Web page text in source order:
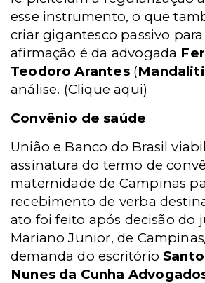
esse instrumento, o que
criar gigantesco passivo para
afirmação é da advogada
Teodoro Arantes(Mandaliti
análise. (Clique aqui)
Convênio de saúde
União e Banco do Brasil
assinatura do termo de
maternidade de Campinas
recebimento de verba
ato foi feito após decisão do
Mariano Junior, de
demanda do escritório
Nunes da Cunha